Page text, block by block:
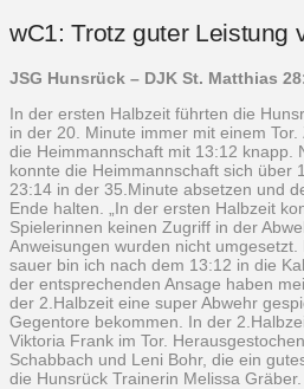
wC1: Trotz guter Leistung
JSG Hunsrück – DJK St. Matthias
In der ersten Halbzeit führten die
in der 20. Minute immer mit einem
die Heimmannschaft mit 13:12 knapp.
konnte die Heimmannschaft sich über
23:14 in der 35.Minute absetzen und
Ende halten. „In der ersten Halbzeit
Spielerinnen keinen Zugriff in der
Anweisungen wurden nicht umgesetzt.
sauer bin ich nach dem 13:12 in die
der entsprechenden Ansage haben
der 2.Halbzeit eine super Abwehr
Gegentore bekommen. In der
Viktoria Frank im Tor.
Schabbach und Leni Bohr, die ein
die Hunsrück Trainerin Melissa Gräber.